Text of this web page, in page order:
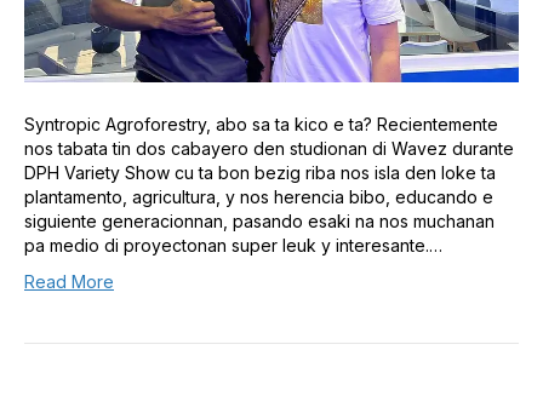
Syntropic Agroforestry, abo sa ta kico e ta? Recientemente
nos tabata tin dos cabayero den studionan di Wavez durante
DPH Variety Show cu ta bon bezig riba nos isla den loke ta
plantamento, agricultura, y nos herencia bibo, educando e
siguiente generacionnan, pasando esaki na nos muchanan
pa medio di proyectonan super leuk y interesante.…
Read More